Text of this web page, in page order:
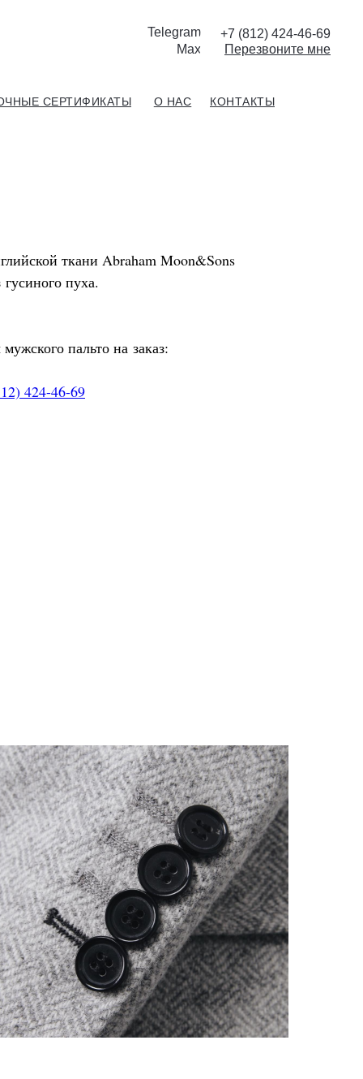
СЕРТИФИКАТЫ КОНТАКТЫ
О НАС
Перезвоните мне
+7 (812) 424-46-69
Max
Telegram
ткани Abraham Moon&Sons
пуха.
пальто на заказ:
424-46-69